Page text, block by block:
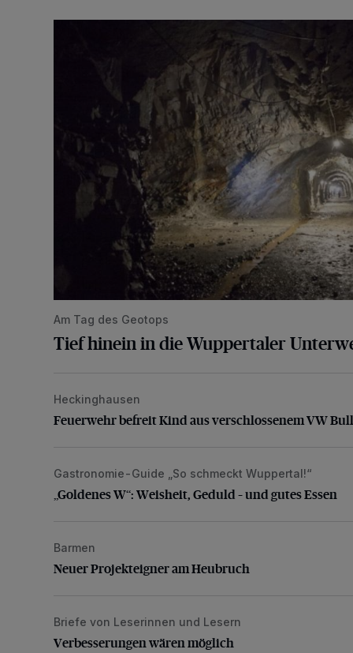
Am Tag des Geotops
Tief hinein in die Wuppertaler
Feuerwehr befreit Kind aus verschlossenem VW Bulli
Heckinghausen
Feuerwehr befreit Kind aus verschlossenem VW
„Goldenes W“: Weisheit, Geduld – und gutes Essen
Gastronomie-Guide „So schmeckt Wuppertal!“
„Goldenes W“: Weisheit, Geduld – und gutes Essen
Neuer Projekteigner am Heubruch
Barmen
Neuer Projekteigner am Heubruch
Verbesserungen wären möglich
Briefe von Leserinnen und Lesern
Verbesserungen wären möglich